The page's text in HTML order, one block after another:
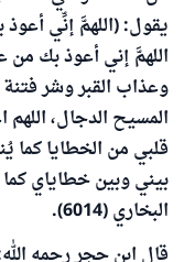
يقول: (اللهمَّ إنِّي أعوذ
اللهمَّ إني أعوذ بك من
وعذاب القبر وشر
المسيح الدجال،
قلبي من الخطايا كما
بيني وبين خطاياي
البخاري (6014).
قال ابن حجر رحمه